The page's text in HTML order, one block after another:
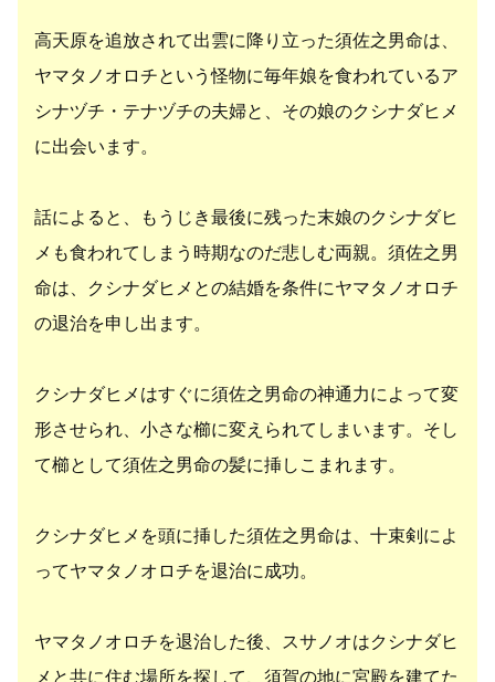
高天原を追放されて出雲に降り立った須佐之男命は、
ヤマタノオロチという怪物に毎年娘を食われているア
シナヅチ・テナヅチの夫婦と、その娘のクシナダヒメ
に出会います。
話によると、もうじき最後に残った末娘のクシナダヒ
メも食われてしまう時期なのだ悲しむ両親。須佐之男
命は、クシナダヒメとの結婚を条件にヤマタノオロチ
の退治を申し出ます。
クシナダヒメはすぐに須佐之男命の神通力によって変
形させられ、小さな櫛に変えられてしまいます。そし
て櫛として須佐之男命の髪に挿しこまれます。
クシナダヒメを頭に挿した須佐之男命は、十束剣によ
ってヤマタノオロチを退治に成功。
ヤマタノオロチを退治した後、スサノオはクシナダヒ
メと共に住む場所を探して、須賀の地に宮殿を建てた